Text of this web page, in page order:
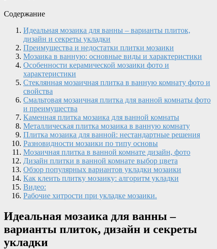
Содержание
Идеальная мозаика для ванны – варианты плиток,
дизайн и секреты укладки
Преимущества и недостатки плитки мозаики
Мозаика в ванную: основные виды и характеристики
Особенности керамической мозаики фото и
характеристики
Стеклянная мозаичная плитка в ванную комнату фото и
свойства
Смальтовая мозаичная плитка для ванной комнаты фото
и преимущества
Каменная плитка мозаика для ванной комнаты
Металлическая плитка мозаика в ванную комнату
Плитка мозаика для ванной: нестандартные решения
Разновидности мозаики по типу основы
Мозаичная плитка в ванной комнате дизайн, фото
Дизайн плитки в ванной комнате выбор цвета
Обзор популярных вариантов укладки мозаики
Как клеить плитку мозаику: алгоритм укладки
Видео:
Рабочие хитрости при укладке мозаики.
Идеальная мозаика для ванны –
варианты плиток, дизайн и секреты
укладки